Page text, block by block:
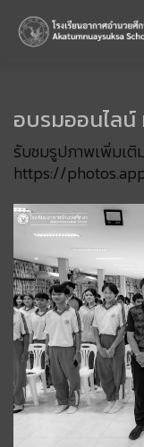
อบรมออนไล
รับชมรูปภาพเพิ่มเติ
https://